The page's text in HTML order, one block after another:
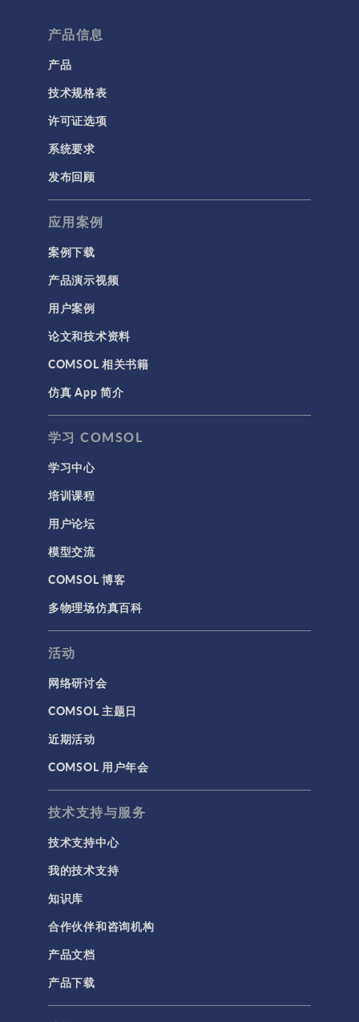
产品信息
产品
技术规格表
许可证选项
系统要求
发布回顾
应用案例
案例下载
产品演示视频
用户案例
论文和技术资料
COMSOL 相关书籍
仿真 App 简介
学习 COMSOL
学习中心
培训课程
用户论坛
模型交流
COMSOL 博客
多物理场仿真百科
活动
网络研讨会
COMSOL 主题日
近期活动
COMSOL 用户年会
技术支持与服务
技术支持中心
我的技术支持
知识库
合作伙伴和咨询机构
产品文档
产品下载